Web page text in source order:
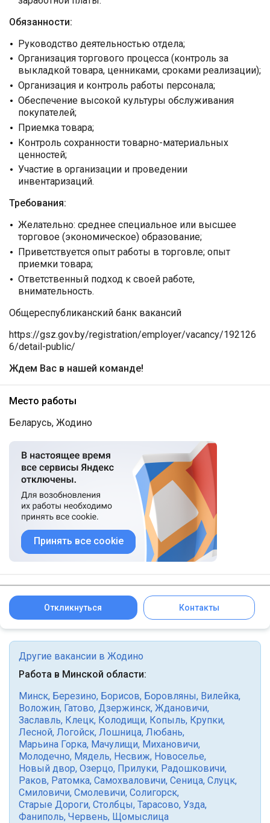
Обязанности:
Руководство деятельностью отдела;
Организация торгового процесса (контроль за
выкладкой товара, ценниками, сроками реализации);
Организация и контроль работы персонала;
Обеспечение высокой культуры обслуживания
покупателей;
Приемка товара;
Контроль сохранности товарно-материальных
ценностей;
Участие в организации и проведении
инвентаризаций.
Требования:
Желательно: среднее специальное или высшее
торговое (экономическое) образование;
Приветствуется опыт работы в торговле; опыт
приемки товара;
Ответственный подход к своей работе,
внимательность.
Общереспубликанский банк вакансий
https://gsz.gov.by/registration/employer/vacancy/192126
6/detail-public/
Ждем Вас в нашей команде!
Место работы
Беларусь, Жодино
Принять все cookie
Откликнуться Контакты
Другие вакансии в Жодино
Работа в Минской области:
Минск, Березино, Борисов, Боровляны, Вилейка,
Воложин, Гатово, Дзержинск, Ждановичи,
Заславль, Клецк, Колодищи, Копыль, Крупки,
Лесной, Логойск, Лошница, Любань,
Марьина Горка, Мачулищи, Михановичи,
Молодечно, Мядель, Несвиж, Новоселье,
Новый двор, Озерцо, Прилуки, Радошковичи,
Раков, Ратомка, Самохваловичи, Сеница, Слуцк,
Смиловичи, Смолевичи, Солигорск,
Старые Дороги, Столбцы, Тарасово, Узда,
Фаниполь, Червень, Щомыслица